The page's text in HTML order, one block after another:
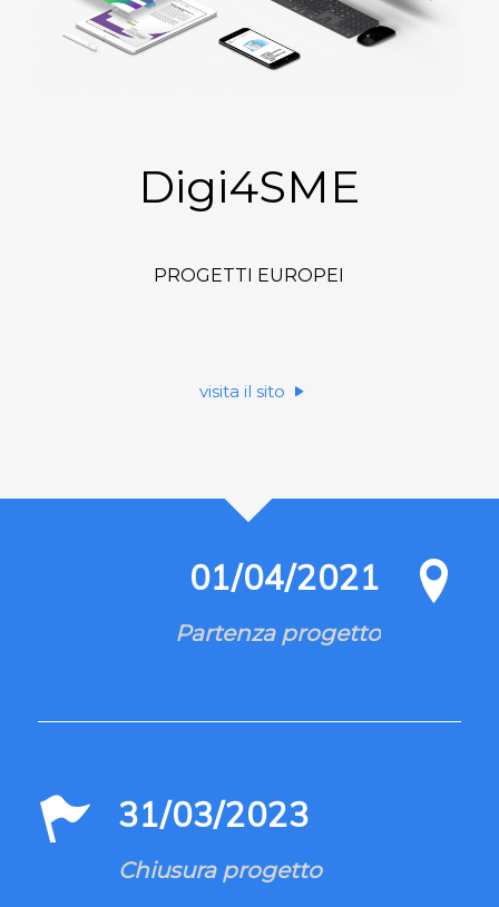
Digi4SME
PROGETTI EUROPEI
visita il sito
01/04/2021
Partenza progetto
31/03/2023
Chiusura progetto